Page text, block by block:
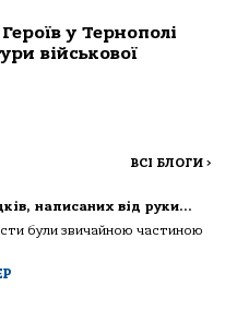
у Тернополі
військової
ВСІ БЛОГИ >
написаних від руки…
були звичайною частиною